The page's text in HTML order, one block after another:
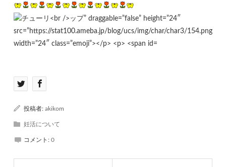
投稿者:akikom
妊活について
コメント:0